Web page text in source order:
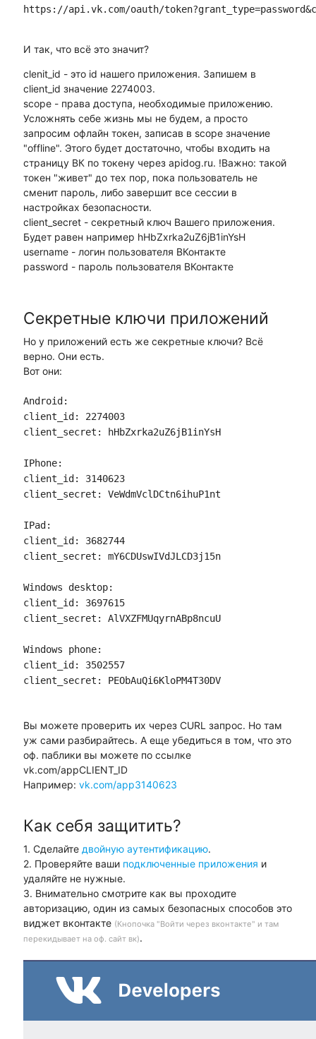
https://api.vk.com/oauth/
И так, что всё это значит?
clenit_id - это id нашего приложения. Запишем в
client_id значение 2274003.
scope - права доступа, необходимые приложению.
Усложнять себе жизнь мы не будем, а просто
запросим офлайн токен, записав в scope значение
"offline". Этого будет достаточно, чтобы входить на
страницу ВК по токену через apidog.ru. !Важно: такой
токен "живет" до тех пор, пока пользователь не
сменит пароль, либо завершит все сессии в
настройках безопасности.
client_secret - секретный ключ Вашего приложения.
Будет равен например hHbZxrka2uZ6jB1inYsH
username - логин пользователя ВКонтакте
password - пароль пользователя ВКонтакте
Секретные ключи приложений
Но у приложений есть же секретные ключи? Всё
верно. Они есть.
Вот они:
Android:
client_id: 2274003
client_secret: hHbZxrka2uZ6jB1inYsH
IPhone:
client_id: 3140623
client_secret: VeWdmVclDCtn6ihuP1nt
IPad:
client_id: 3682744
client_secret: mY6CDUswIVdJLCD3j15n
Windows desktop:
client_id: 3697615
client_secret: AlVXZFMUqyrnABp8ncuU
Windows phone:
client_id: 3502557
client_secret: PEObAuQi6KloPM4T30DV
Вы можете проверить их через CURL запрос. Но там
уж сами разбирайтесь. А еще убедиться в том, что это
оф. паблики вы можете по ссылке
vk.com/appCLIENT_ID
Например: vk.com/app3140623
Как себя защитить?
1. Сделайте двойную аутентификацию.
2. Проверяйте ваши подключенные приложения и
удаляйте не нужные.
3. Внимательно смотрите как вы проходите
авторизацию, один из самых безопасных способов это
виджет вконтакте (Кнопочка "Войти через вконтакте" и там
перекидывает на оф. сайт вк).